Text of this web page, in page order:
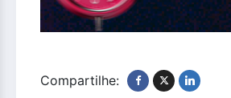
Compartilhe: